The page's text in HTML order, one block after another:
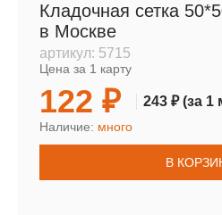
Кладочная сетка
в Москве
артикул: 5715
Цена за 1 карту
122 ₽ 243 ₽(за 1
Наличие: много
В